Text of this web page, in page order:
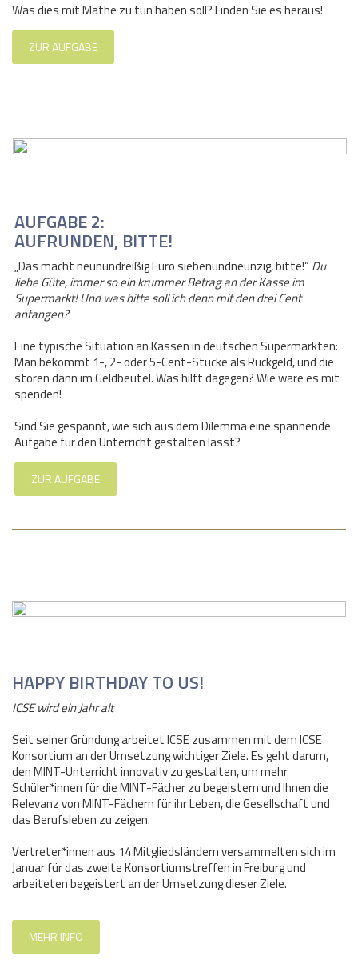
Was dies mit Mathe zu tun haben soll? Finden Sie es heraus!
ZUR AUFGABE
AUFGABE 2:
AUFRUNDEN, BITTE!
„Das macht neunundreißig Euro siebenundneunzig, bitte!“ Du
liebe Güte, immer so ein krummer Betrag an der Kasse im
Supermarkt! Und was bitte soll ich denn mit den drei Cent
anfangen?
Eine typische Situation an Kassen in deutschen Supermärkten:
Man bekommt 1-, 2- oder 5-Cent-Stücke als Rückgeld, und die
stören dann im Geldbeutel. Was hilft dagegen? Wie wäre es mit
spenden!
Sind Sie gespannt, wie sich aus dem Dilemma eine spannende
Aufgabe für den Unterricht gestalten lässt?
ZUR AUFGABE
HAPPY BIRTHDAY TO US!
ICSE wird ein Jahr alt
Seit seiner Gründung arbeitet ICSE zusammen mit dem ICSE
Konsortium an der Umsetzung wichtiger Ziele. Es geht darum,
den MINT-Unterricht innovativ zu gestalten, um mehr
Schüler*innen für die MINT-Fächer zu begeistern und Ihnen die
Relevanz von MINT-Fächern für ihr Leben, die Gesellschaft und
das Berufsleben zu zeigen.
Vertreter*innen aus 14 Mitgliedsländern versammelten sich im
Januar für das zweite Konsortiumstreffen in Freiburg und
arbeiteten begeistert an der Umsetzung dieser Ziele.
MEHR INFO